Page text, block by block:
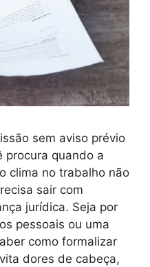
sem aviso prévio
procura quando a
clima no trabalho não
sair com
jurídica. Seja por
pessoais ou uma
como formalizar
dores de cabeça,